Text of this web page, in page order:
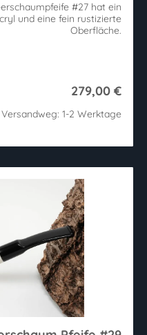
#27 hat ein
und eine fein rustizierte
Oberfläche.
279,00 €
1-2 Werktage